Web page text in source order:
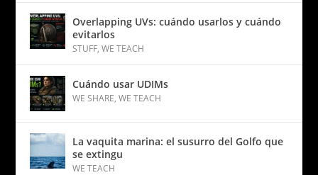
Overlapping UVs: cuándo usarlos y cuándo
evitarlos
STUFF,WE TEACH
Cuándo usar UDIMs
WE SHARE,WE TEACH
La vaquita marina: el susurro del Golfo que
se extingu
WE TEACH